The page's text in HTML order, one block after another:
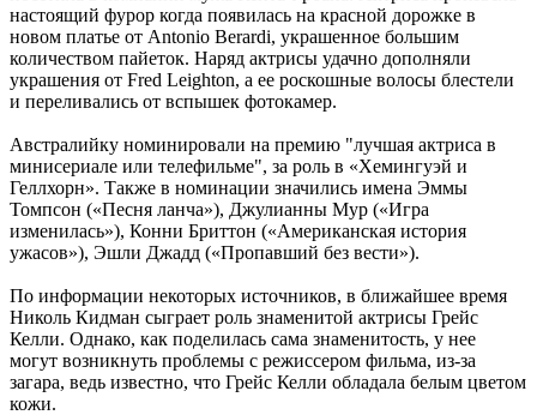
настоящий фурор когда появилась на красной дорожке в
новом платье от Antonio Berardi, украшенное большим
количеством пайеток. Наряд актрисы удачно дополняли
украшения от Fred Leighton, а ее роскошные волосы блестели
и переливались от вспышек фотокамер.
Австралийку номинировали на премию "лучшая актриса в
минисериале или телефильме", за роль в «Хемингуэй и
Геллхорн». Также в номинации значились имена Эммы
Томпсон («Песня ланча»), Джулианны Мур («Игра
изменилась»), Конни Бриттон («Американская история
ужасов»), Эшли Джадд («Пропавший без вести»).
По информации некоторых источников, в ближайшее время
Николь Кидман сыграет роль знаменитой актрисы Грейс
Келли. Однако, как поделилась сама знаменитость, у нее
могут возникнуть проблемы с режиссером фильма, из-за
загара, ведь известно, что Грейс Келли обладала белым цветом
кожи.